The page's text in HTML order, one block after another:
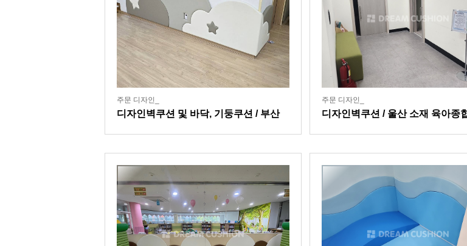
주문 디자인_
디자인벽쿠션 및 바닥, 기둥쿠션 / 부산
주문 디자인_
디자인벽쿠션 / 울산 소재 육아종